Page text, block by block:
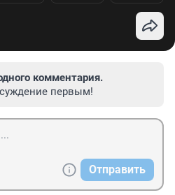
комментария.
первым!
Отправить